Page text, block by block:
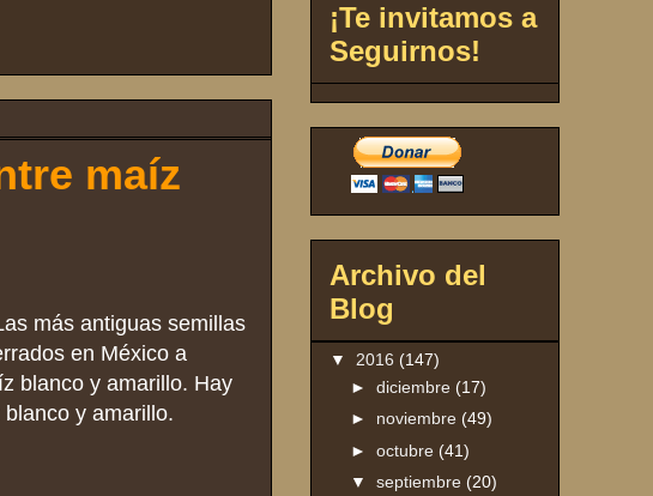
maíz
más antiguas semillas
en México a
blanco y amarillo. Hay
y amarillo.
¡Te invitamos a
Seguirnos!
Archivo del
Blog
▼ 2016 (147)
► diciembre (17)
► noviembre (49)
► octubre (41)
▼ septiembre (20)